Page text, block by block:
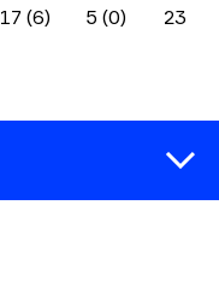
17 (6) 5 (0) 23